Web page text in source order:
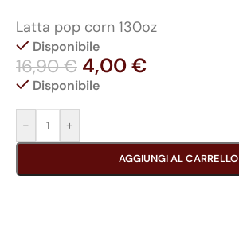
Latta pop corn 130oz
Disponibile
16,90€ 4,00€
Disponibile
- +
AGGIUNGI AL CARRELLO